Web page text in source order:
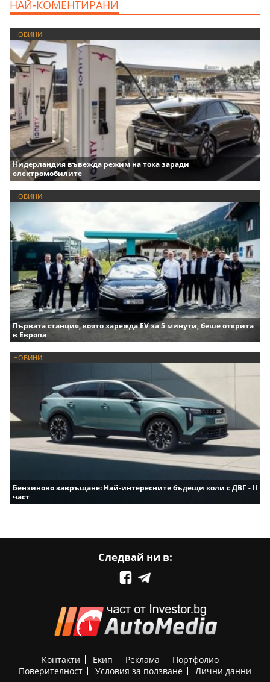
НАЙ-КОМЕНТИРАНИ
НОВИНИ
Нидерландия въвежда режим на тока заради
електромобилите
НОВИНИ
Първата станция, която зарежда EV за 5 минути, беше открита
в Европа
НОВИНИ
Бензиново завръщане: Най-интересните бъдещи коли с ДВГ - II
част
Следвай ни в:
Контакти Екип Реклама
Портфолио
Поверителност
Условия за ползване Лични данни